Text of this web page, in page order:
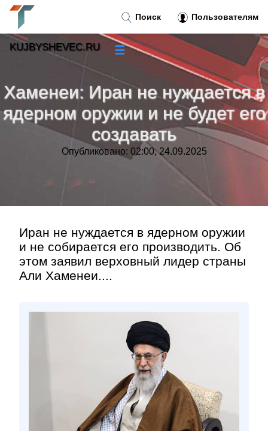
Хаменеи: Иран не нуждается в
ядерном оружии и не будет его
создавать
Опубликовано: 02:00, 24.09.2025
Иран не нуждается в ядерном оружии
и не собирается его производить. Об
этом заявил верховный лидер страны
Али Хаменеи....
Поиск Пользователям
KUJBYSHEVEC.RU ☰
Новости»
Тренды новостей »
Рубрики»
Контакт»